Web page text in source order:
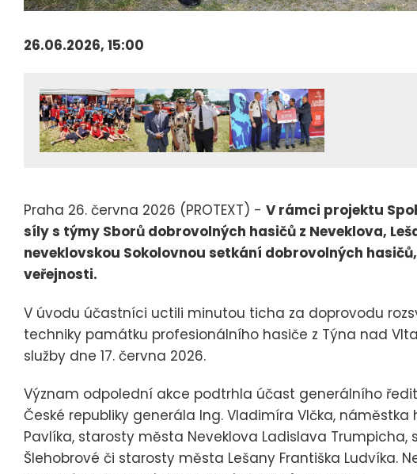
26.06.2026, 15:00
Praha 26. června 2026 (PROTEXT) - V rámci projektu
síly s týmy Sborů dobrovolných hasičů z Neveklova,
neveklovskou Sokolovnou setkání dobrovolných
veřejnosti.
V úvodu účastníci uctili minutou ticha za doprovodu
techniky památku profesionálního hasiče z Týna nad
služby dne 17. června 2026.
Význam odpolední akce podtrhla účast generálního
České republiky generála Ing. Vladimíra Vlčka,
Pavlíka, starosty města Neveklova Ladislava
Šlehobrové či starosty města Lešany Františka Ludvíka.